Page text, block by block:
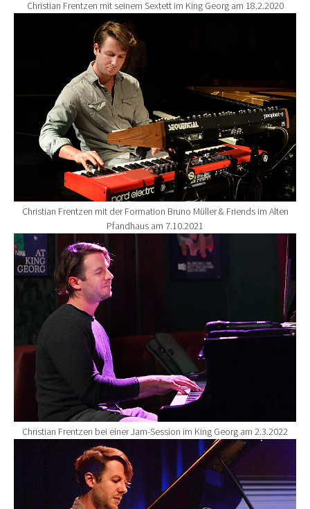
Christian Frentzen mit seinem Sextett im King Georg am 18.2.2020
Show larger version for:
Christian Frentzen mit der Formation Bruno Müller & Friends im Alten
Pfandhaus am 7.10.2021
Show larger version for:
Christian Frentzen bei einer Jam-Session im King Georg am 2.3.2022
Show larger version for: